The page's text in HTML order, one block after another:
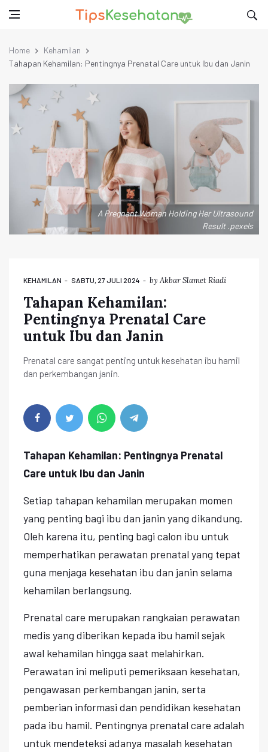
Home
Kehamilan
Tahapan Kehamilan: Pentingnya Prenatal Care untuk Ibu dan Janin
A Pregnant Woman Holding Her Ultrasound
Result .pexels
KEHAMILAN SABTU, 27 JULI 2024 by Akbar Slamet Riadi
Tahapan Kehamilan:
Pentingnya Prenatal Care
untuk Ibu dan Janin
Prenatal care sangat penting untuk kesehatan ibu hamil
dan perkembangan janin.
Tahapan Kehamilan: Pentingnya Prenatal
Care untuk Ibu dan Janin
Setiap tahapan kehamilan merupakan momen
yang penting bagi ibu dan janin yang dikandung.
Oleh karena itu, penting bagi calon ibu untuk
memperhatikan perawatan prenatal yang tepat
guna menjaga kesehatan ibu dan janin selama
kehamilan berlangsung.
Prenatal care merupakan rangkaian perawatan
medis yang diberikan kepada ibu hamil sejak
awal kehamilan hingga saat melahirkan.
Perawatan ini meliputi pemeriksaan kesehatan,
pengawasan perkembangan janin, serta
pemberian informasi dan pendidikan kesehatan
pada ibu hamil. Pentingnya prenatal care adalah
untuk mendeteksi adanya masalah kesehatan